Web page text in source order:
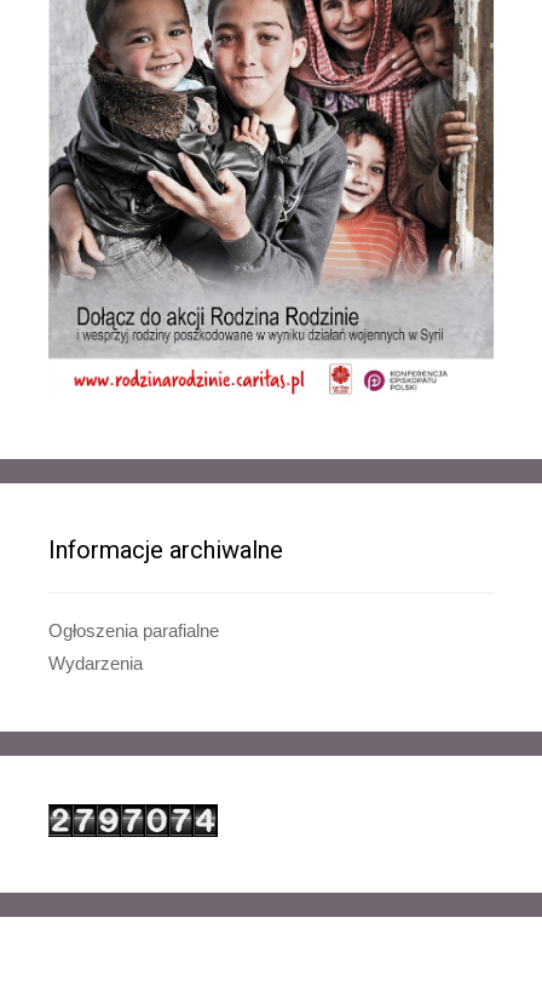
Informacje archiwalne
Ogłoszenia parafialne
Wydarzenia